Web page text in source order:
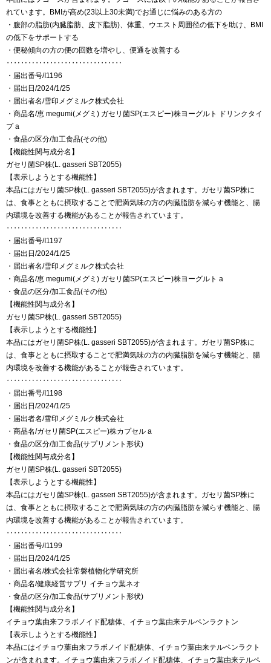
れています。BMIが高め(23以上30未満)でお通じに悩みのある方の
・腹部の脂肪(内臓脂肪、皮下脂肪)、体重、ウエスト周囲径の低下を助け、BMI
の低下をサポートする
・便秘傾向の方の便の回数を増やし、便通を改善する
‥‥‥‥‥‥‥‥‥‥‥‥‥‥‥‥
・届出番号/I1196
・届出日/2024/1/25
・届出者名/雪印メグミルク株式会社
・商品名/恵 megumi(メグミ) ガセリ菌SP(エスピー)株ヨーグルト ドリンクタイ
プ a
・食品の区分/加工食品(その他)
【機能性関与成分名】
ガセリ菌SP株(L. gasseri SBT2055)
【表示しようとする機能性】
本品にはガセリ菌SP株(L. gasseri SBT2055)が含まれます。ガセリ菌SP株に
は、食事とともに摂取することで肥満気味の方の内臓脂肪を減らす機能と、腸
内環境を改善する機能があることが報告されています。
‥‥‥‥‥‥‥‥‥‥‥‥‥‥‥‥
・届出番号/I1197
・届出日/2024/1/25
・届出者名/雪印メグミルク株式会社
・商品名/恵 megumi(メグミ) ガセリ菌SP(エスピー)株ヨーグルト a
・食品の区分/加工食品(その他)
【機能性関与成分名】
ガセリ菌SP株(L. gasseri SBT2055)
【表示しようとする機能性】
本品にはガセリ菌SP株(L. gasseri SBT2055)が含まれます。ガセリ菌SP株に
は、食事とともに摂取することで肥満気味の方の内臓脂肪を減らす機能と、腸
内環境を改善する機能があることが報告されています。
‥‥‥‥‥‥‥‥‥‥‥‥‥‥‥‥
・届出番号/I1198
・届出日/2024/1/25
・届出者名/雪印メグミルク株式会社
・商品名/ガセリ菌SP(エスピー)株カプセル a
・食品の区分/加工食品(サプリメント形状)
【機能性関与成分名】
ガセリ菌SP株(L. gasseri SBT2055)
【表示しようとする機能性】
本品にはガセリ菌SP株(L. gasseri SBT2055)が含まれます。ガセリ菌SP株に
は、食事とともに摂取することで肥満気味の方の内臓脂肪を減らす機能と、腸
内環境を改善する機能があることが報告されています。
‥‥‥‥‥‥‥‥‥‥‥‥‥‥‥‥
・届出番号/I1199
・届出日/2024/1/25
・届出者名/株式会社常磐植物化学研究所
・商品名/健康経営サプリ イチョウ葉ネオ
・食品の区分/加工食品(サプリメント形状)
【機能性関与成分名】
イチョウ葉由来フラボノイド配糖体、イチョウ葉由来テルペンラクトン
【表示しようとする機能性】
本品にはイチョウ葉由来フラボノイド配糖体、イチョウ葉由来テルペンラクト
ンが含まれます。イチョウ葉由来フラボノイド配糖体、イチョウ葉由来テルペ